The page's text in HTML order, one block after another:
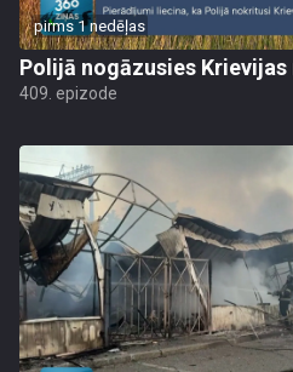
pirms 1 nedēļas
Polijā nogāzusies
409. epizode